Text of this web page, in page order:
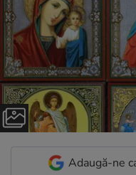
Adaugă-ne